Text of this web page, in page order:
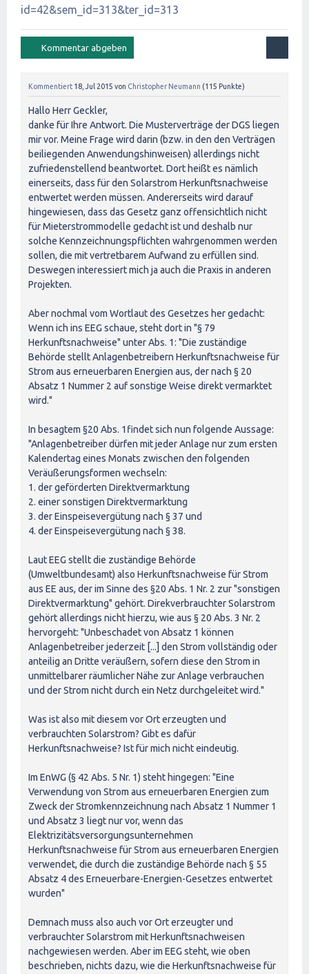
id=42&sem_id=313&ter_id=313
Kommentiert 18, Jul 2015 von Christopher Neumann (115 Punkte)
Hallo Herr Geckler,
danke für Ihre Antwort. Die Musterverträge der DGS liegen
mir vor. Meine Frage wird darin (bzw. in den den Verträgen
beiliegenden Anwendungshinweisen) allerdings nicht
zufriedenstellend beantwortet. Dort heißt es nämlich
einerseits, dass für den Solarstrom Herkunftsnachweise
entwertet werden müssen. Andererseits wird darauf
hingewiesen, dass das Gesetz ganz offensichtlich nicht
für Mieterstrommodelle gedacht ist und deshalb nur
solche Kennzeichnungspflichten wahrgenommen werden
sollen, die mit vertretbarem Aufwand zu erfüllen sind.
Deswegen interessiert mich ja auch die Praxis in anderen
Projekten.
Aber nochmal vom Wortlaut des Gesetzes her gedacht:
Wenn ich ins EEG schaue, steht dort in "§ 79
Herkunftsnachweise" unter Abs. 1: "Die zuständige
Behörde stellt Anlagenbetreibern Herkunftsnachweise für
Strom aus erneuerbaren Energien aus, der nach § 20
Absatz 1 Nummer 2 auf sonstige Weise direkt vermarktet
wird."
In besagtem §20 Abs. 1findet sich nun folgende Aussage:
"Anlagenbetreiber dürfen mit jeder Anlage nur zum ersten
Kalendertag eines Monats zwischen den folgenden
Veräußerungsformen wechseln:
1. der geförderten Direktvermarktung
2. einer sonstigen Direktvermarktung
3. der Einspeisevergütung nach § 37 und
4. der Einspeisevergütung nach § 38.
Laut EEG stellt die zuständige Behörde
(Umweltbundesamt) also Herkunftsnachweise für Strom
aus EE aus, der im Sinne des §20 Abs. 1 Nr. 2 zur "sonstigen
Direktvermarktung" gehört. Direkverbrauchter Solarstrom
gehört allerdings nicht hierzu, wie aus § 20 Abs. 3 Nr. 2
hervorgeht: "Unbeschadet von Absatz 1 können
Anlagenbetreiber jederzeit [...] den Strom vollständig oder
anteilig an Dritte veräußern, sofern diese den Strom in
unmittelbarer räumlicher Nähe zur Anlage verbrauchen
und der Strom nicht durch ein Netz durchgeleitet wird."
Was ist also mit diesem vor Ort erzeugten und
verbrauchten Solarstrom? Gibt es dafür
Herkunftsnachweise? Ist für mich nicht eindeutig.
Im EnWG (§ 42 Abs. 5 Nr. 1) steht hingegen: "Eine
Verwendung von Strom aus erneuerbaren Energien zum
Zweck der Stromkennzeichnung nach Absatz 1 Nummer 1
und Absatz 3 liegt nur vor, wenn das
Elektrizitätsversorgungsunternehmen
Herkunftsnachweise für Strom aus erneuerbaren Energien
verwendet, die durch die zuständige Behörde nach § 55
Absatz 4 des Erneuerbare-Energien-Gesetzes entwertet
wurden"
Demnach muss also auch vor Ort erzeugter und
verbrauchter Solarstrom mit Herkunftsnachweisen
nachgewiesen werden. Aber im EEG steht, wie oben
beschrieben, nichts dazu, wie die Herkunftsnachweise für